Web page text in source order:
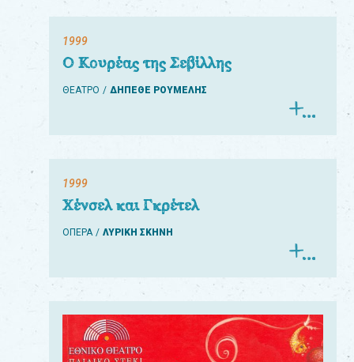
1999
Ο Κουρέας της Σεβίλλης
ΘΕΑΤΡΟ ΔΗΠΕΘΕ ΡΟΥΜΕΛΗΣ
1999
Χένσελ και Γκρέτελ
ΟΠΕΡΑ ΛΥΡΙΚΗ ΣΚΗΝΗ